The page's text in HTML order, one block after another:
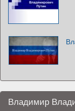
Владимир